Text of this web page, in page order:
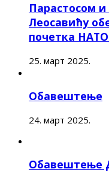
Парастосом
Леосавићу
почетка НАТО
25. март 2025.
Обавештење
24. март 2025.
Обавештење